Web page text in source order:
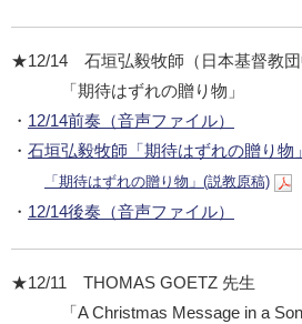
★12/14 石垣弘毅牧師（日本基督教団
「期待はずれの贈り物」
・ 12/14前奏（音声ファイル）
・ 石垣弘毅牧師「期待はずれの贈り物
「期待はずれの贈り物」(説教原稿)
・ 12/14後奏（音声ファイル）
★12/11 THOMAS GOETZ 先生
「A Christmas Message in a